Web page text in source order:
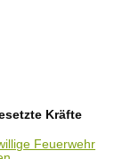
Kräfte
Feuerwehr